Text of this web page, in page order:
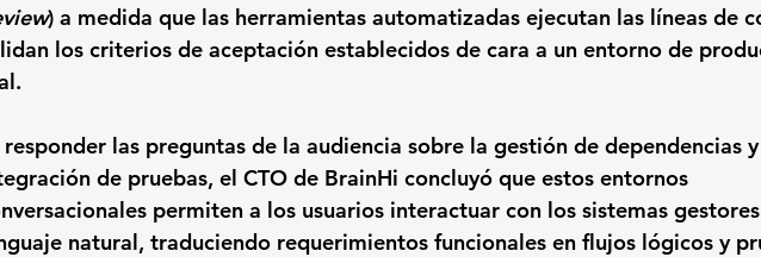
) a medida que las herramientas automatizadas ejecutan las líneas de
los criterios de aceptación establecidos de cara a un entorno de
las preguntas de la audiencia sobre la gestión de dependencias
de pruebas, el CTO de BrainHi concluyó que estos entornos
permiten a los usuarios interactuar con los sistemas
natural, traduciendo requerimientos funcionales en flujos lógicos y